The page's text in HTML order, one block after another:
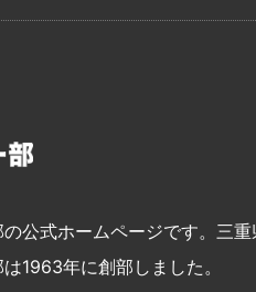
公式ホームページです。三重
1963年に創部しました。